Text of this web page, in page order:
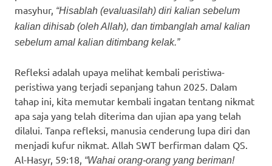
masyhur, “Hisablah (evaluasilah) diri kalian sebelum
kalian dihisab (oleh Allah), dan timbanglah amal kalian
sebelum amal kalian ditimbang kelak.”
Refleksi adalah upaya melihat kembali peristiwa-
peristiwa yang terjadi sepanjang tahun 2025. Dalam
tahap ini, kita memutar kembali ingatan tentang nikmat
apa saja yang telah diterima dan ujian apa yang telah
dilalui. Tanpa refleksi, manusia cenderung lupa diri dan
menjadi kufur nikmat. Allah SWT berfirman dalam QS.
Al-Hasyr, 59:18, “Wahai orang-orang yang beriman!